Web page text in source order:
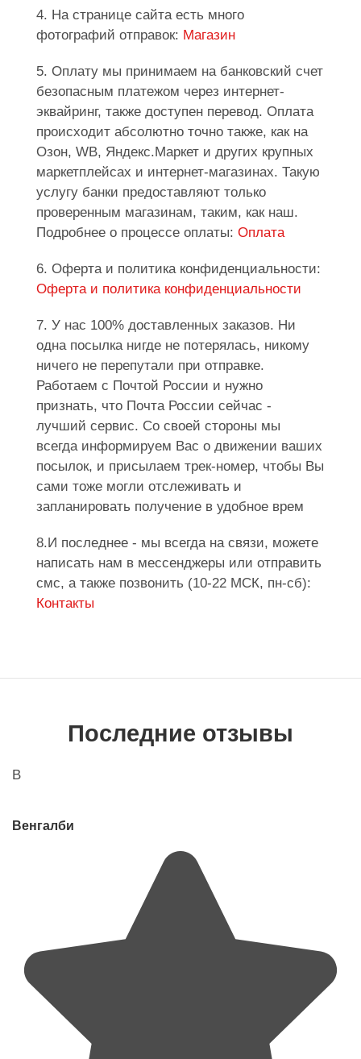
4. На странице сайта есть много
фотографий отправок: Магазин
5. Оплату мы принимаем на банковский счет
безопасным платежом через интернет-
эквайринг, также доступен перевод. Оплата
происходит абсолютно точно также, как на
Озон, WB, Яндекс.Маркет и других крупных
маркетплейсах и интернет-магазинах. Такую
услугу банки предоставляют только
проверенным магазинам, таким, как наш.
Подробнее о процессе оплаты: Оплата
6. Оферта и политика конфиденциальности:
Оферта и политика конфиденциальности
7. У нас 100% доставленных заказов. Ни
одна посылка нигде не потерялась, никому
ничего не перепутали при отправке.
Работаем с Почтой России и нужно
признать, что Почта России сейчас -
лучший сервис. Со своей стороны мы
всегда информируем Вас о движении ваших
посылок, и присылаем трек-номер, чтобы Вы
сами тоже могли отслеживать и
запланировать получение в удобное врем
8.И последнее - мы всегда на связи, можете
написать нам в мессенджеры или отправить
смс, а также позвонить (10-22 МСК, пн-сб):
Контакты
Последние отзывы
В
Венгалби